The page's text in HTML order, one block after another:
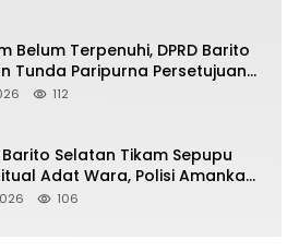
Belum Terpenuhi, DPRD Barito
Tunda Paripurna Persetujuan
Pertanggungjawaban APBD
112
Barito Selatan Tikam Sepupu
Adat Wara, Polisi Amankan
106